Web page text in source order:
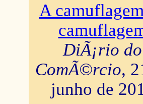
A
DiÃ¡rio do
ComÃ©rcio,
junho de